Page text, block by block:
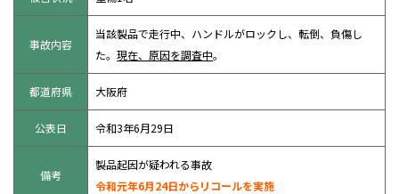
事故内容
当該製品で走行中、ハンドルがロックし、転倒、負傷し
た。現在、原因を調査中。
都道府県 大阪府
公表日 令和3年6月29日
備考
製品起因が疑われる事故
令和元年6月24日からリコールを実施